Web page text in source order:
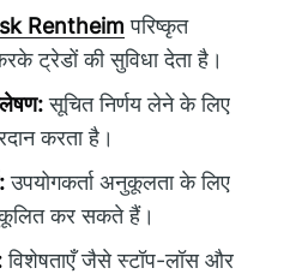
Rentheim परिष्कृत
ट्रेडों की सुविधा देता है।
सूचित निर्णय लेने के लिए
करता है।
उपयोगकर्ता अनुकूलता के लिए
कर सकते हैं।
विशेषताएँ जैसे स्टॉप-लॉस और